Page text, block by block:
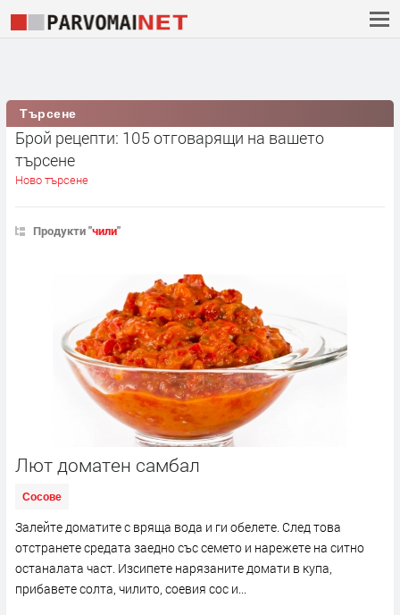
Търсене
Брой рецепти: 105 отговарящи на вашето
търсене
Ново търсене
Продукти "чили"
Лют доматен самбал
Сосове
Залейте доматите с вряща вода и ги обелете. След това
отстранете средата заедно със семето и нарежете на ситно
останалата част. Изсипете нарязаните домати в купа,
прибавете солта, чилито, соевия сос и...